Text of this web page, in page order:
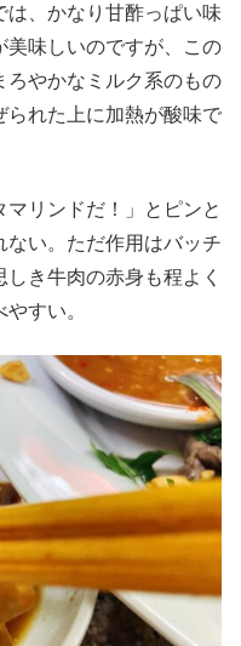
は、かなり甘酢っぱい味
美味しいのですが、この
ろやかなミルク系のもの
られた上に加熱が酸味で
リンドだ！」とピンと
ない。ただ作用はバッチ
き牛肉の赤身も程よく
すい。